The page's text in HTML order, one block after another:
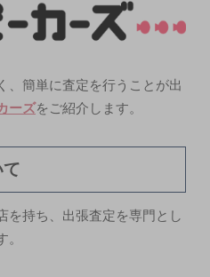
、簡単に査定を行うことが出
ーズをご紹介します。
を持ち、出張査定を専門とし